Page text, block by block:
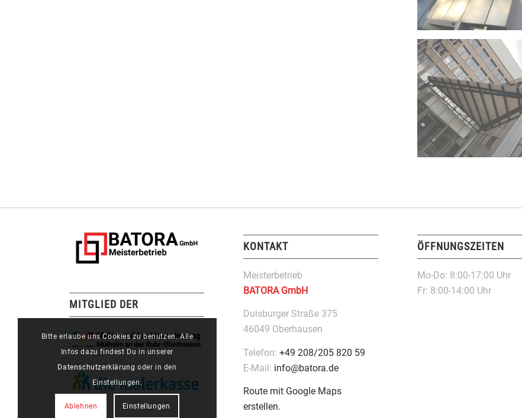
MITGLIED DER
KONTAKT
Meisterbetrieb
BATORA GmbH
Duisburger Straße 375
46049 Oberhausen
Telefon:+49 208/205 820 59
E-Mail: info@batora.de
Route mit Google Maps
erstellen.
ÖFFNUNGSZEITEN
Mo-Do: 8:00-17:00 Uhr
Fr: 8:00-14:00 Uhr
Bitte erlaube unsCookieszu benutzen. Alle
Infos dazu findest Du in unserer
Datenschutzerklärung oder in den
Einstellungen.
Ablehnen Einstellungen